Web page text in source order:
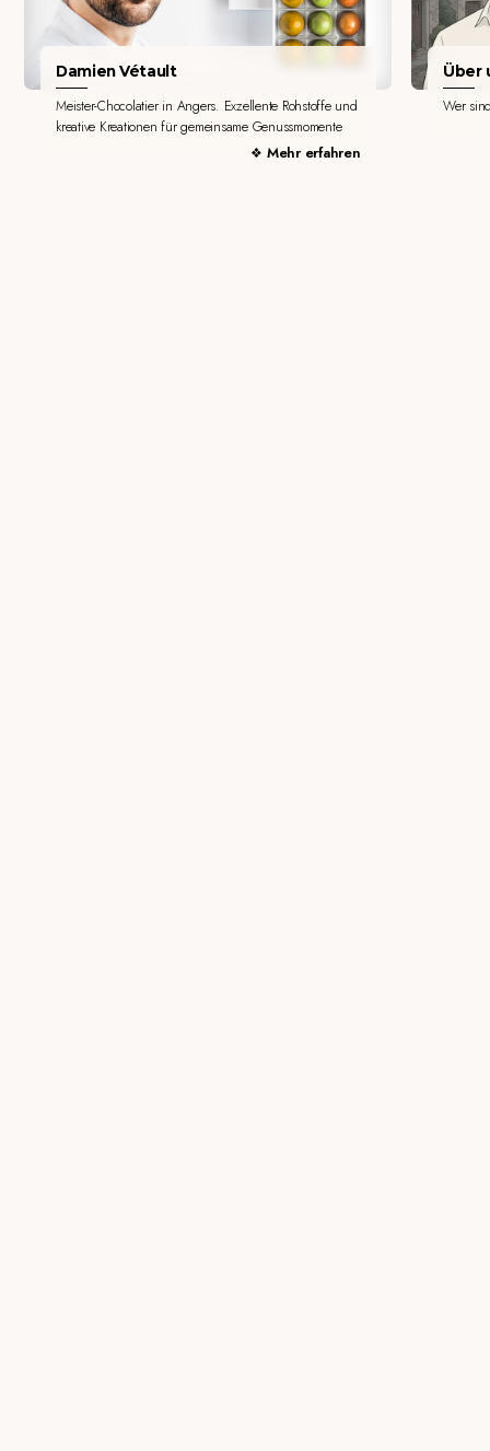
Damien Vétault
Meister-Chocolatier in Angers. Exzellente Rohstoffe und
kreative Kreationen für gemeinsame Genussmomente
Mehr erfahren
Über
Wer